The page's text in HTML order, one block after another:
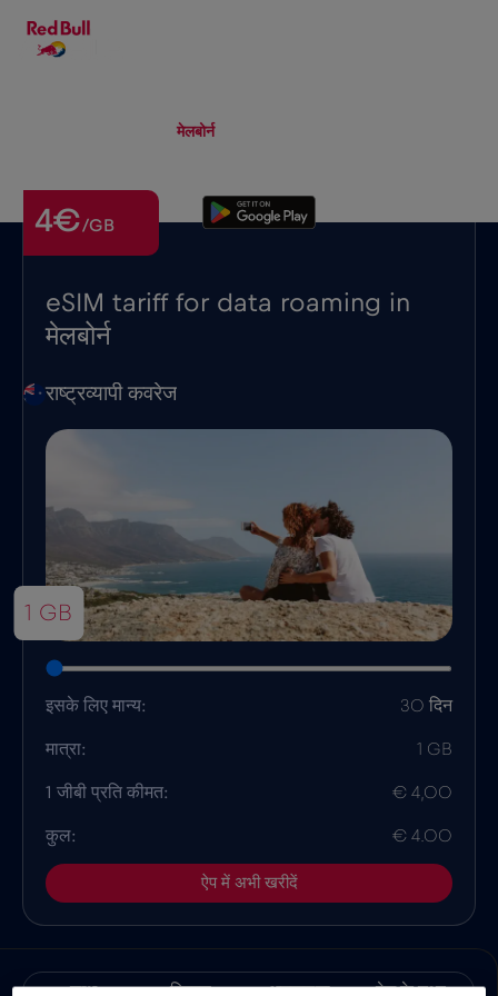
मेलबोर्न
eSIM tariff for data roaming in
मेलबोर्न
4€/GB
राष्ट्रव्यापी कवरेज
1 GB
इसके लिए मान्य: 30 दिन
मात्रा: 1 GB
1 जीबी प्रति कीमत: € 4,00
कुल: € 4.00
ऐप में अभी खरीदें
लाभ विवरण अनुकूलता देश के तथ्य